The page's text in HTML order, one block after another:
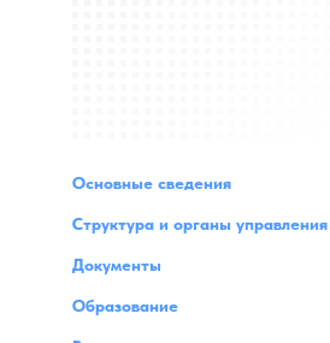
Основные сведения
Структура и органы управления
Документы
Образование